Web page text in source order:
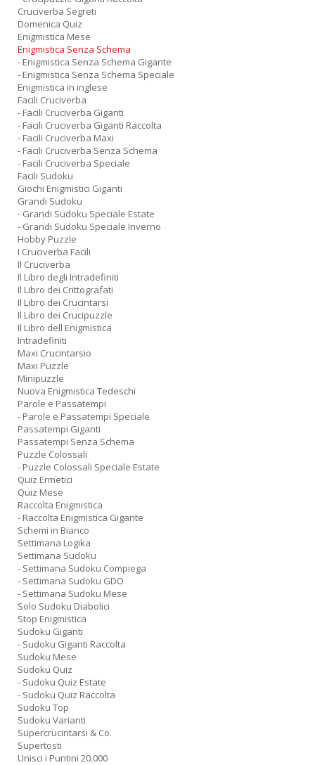
Cruciverba Segreti
Domenica Quiz
Enigmistica Mese
Enigmistica Senza Schema
- Enigmistica Senza Schema Gigante
- Enigmistica Senza Schema Speciale
Enigmistica in inglese
Facili Cruciverba
- Facili Cruciverba Giganti
- Facili Cruciverba Giganti Raccolta
- Facili Cruciverba Maxi
- Facili Cruciverba Senza Schema
- Facili Cruciverba Speciale
Facili Sudoku
Giochi Enigmistici Giganti
Grandi Sudoku
- Grandi Sudoku Speciale Estate
- Grandi Sudoku Speciale Inverno
Hobby Puzzle
I Cruciverba Facili
Il Cruciverba
Il Libro degli Intradefiniti
Il Libro dei Crittografati
Il Libro dei Crucintarsi
Il Libro dei Crucipuzzle
Il Libro dell Enigmistica
Intradefiniti
Maxi Crucintarsio
Maxi Puzzle
Minipuzzle
Nuova Enigmistica Tedeschi
Parole e Passatempi
- Parole e Passatempi Speciale
Passatempi Giganti
Passatempi Senza Schema
Puzzle Colossali
- Puzzle Colossali Speciale Estate
Quiz Ermetici
Quiz Mese
Raccolta Enigmistica
- Raccolta Enigmistica Gigante
Schemi in Bianco
Settimana Logika
Settimana Sudoku
- Settimana Sudoku Compiega
- Settimana Sudoku GDO
- Settimana Sudoku Mese
Solo Sudoku Diabolici
Stop Enigmistica
Sudoku Giganti
- Sudoku Giganti Raccolta
Sudoku Mese
Sudoku Quiz
- Sudoku Quiz Estate
- Sudoku Quiz Raccolta
Sudoku Top
Sudoku Varianti
Supercrucintarsi & Co.
Supertosti
Unisci i Puntini 20.000